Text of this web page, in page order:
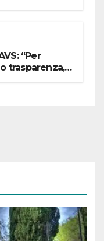
“Per
trasparenza,